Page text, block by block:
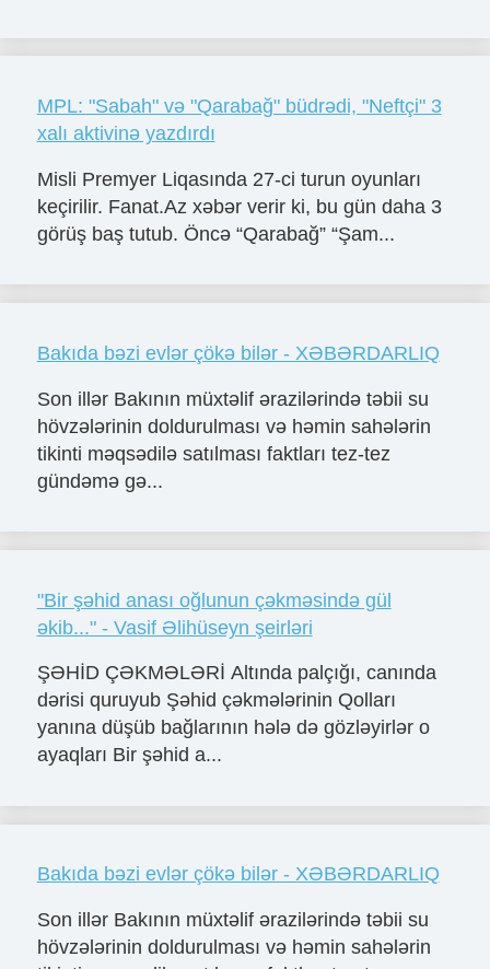
MPL: "Sabah" və "Qarabağ" büdrədi, "Neftçi" 3
xalı aktivinə yazdırdı
Misli Premyer Liqasında 27-ci turun oyunları
keçirilir. Fanat.Az xəbər verir ki, bu gün daha 3
görüş baş tutub. Öncə “Qarabağ” “Şam...
Bakıda bəzi evlər çökə bilər - XƏBƏRDARLIQ
Son illər Bakının müxtəlif ərazilərində təbii su
hövzələrinin doldurulması və həmin sahələrin
tikinti məqsədilə satılması faktları tez-tez
gündəmə gə...
"Bir şəhid anası oğlunun çəkməsində gül
əkib..." - Vasif Əlihüseyn şeirləri
ŞƏHİD ÇƏKMƏLƏRİ Altında palçığı, canında
dərisi quruyub Şəhid çəkmələrinin Qolları
yanına düşüb bağlarının hələ də gözləyirlər o
ayaqları Bir şəhid a...
Bakıda bəzi evlər çökə bilər - XƏBƏRDARLIQ
Son illər Bakının müxtəlif ərazilərində təbii su
hövzələrinin doldurulması və həmin sahələrin